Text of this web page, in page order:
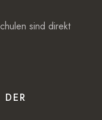
sind direkt